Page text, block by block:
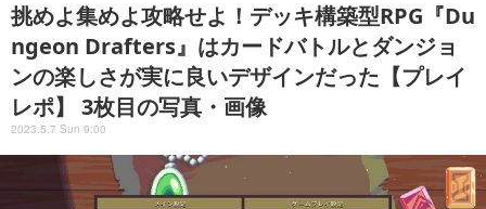
挑めよ集めよ攻略せよ！デッキ構築型RPG『Du
ngeon Drafters』はカードバトルとダンジョ
ンの楽しさが実に良いデザインだった【プレイ
レポ】 3枚目の写真・画像
2023.5.7 Sun 9:00